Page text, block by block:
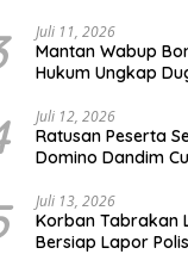
Juli 11, 2026
Mantan Wabup
Hukum Ungkap
Juli 12, 2026
Ratusan Peserta
Domino Dandim
Dukung Penguatan
Juli 13, 2026
Korban Tabrakan
Bersiap Lapor